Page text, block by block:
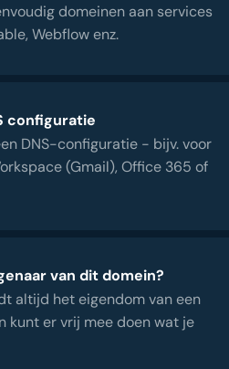
domeinen aan services
Webflow enz.
configuratie
DNS-configuratie - bijv. voor
(Gmail), Office 365 of
van dit domein?
altijd het eigendom van een
kunt er vrij mee doen wat je